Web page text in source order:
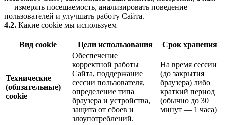
— измерять посещаемость, анализировать поведение
пользователей и улучшать работу Сайта.
4.2. Какие cookie мы используем
Вид cookie Цели использования Срок хранения
Технические
(обязательные)
cookie
Обеспечение
корректной работы
Сайта, поддержание
сессии пользователя,
определение типа
браузера и устройства,
защита от сбоев и
злоупотреблений.
На время сессии
(до закрытия
браузера) либо
краткий период
(обычно до 30
минут — 1 часа)